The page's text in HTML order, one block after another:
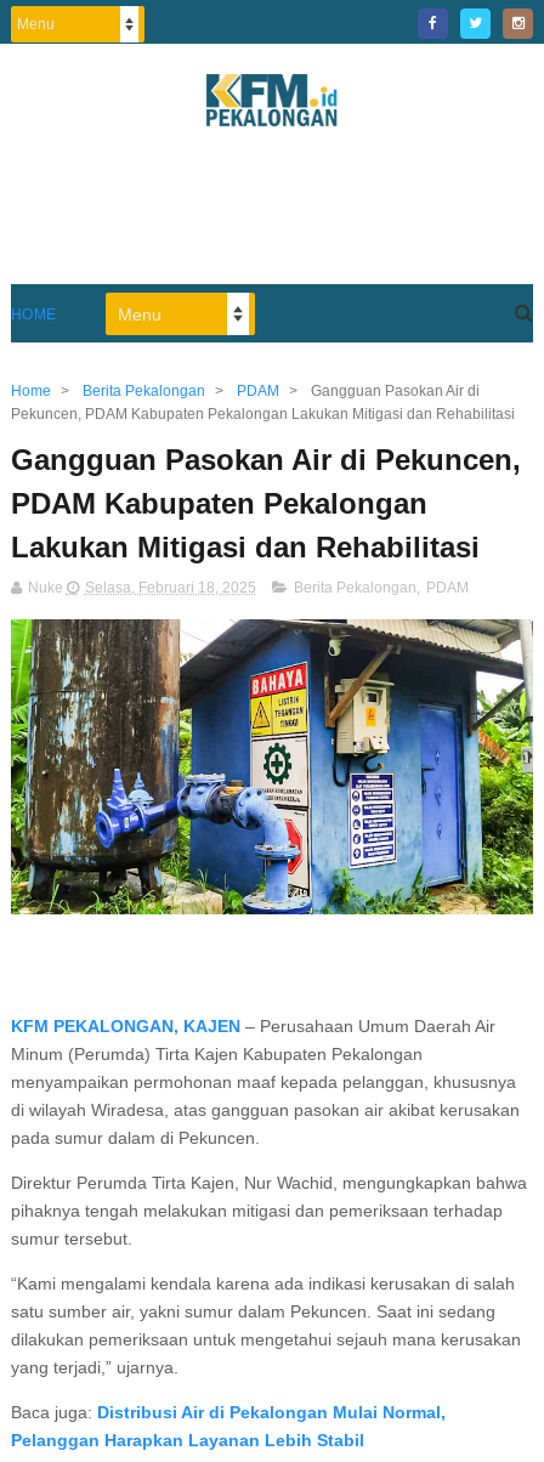
HOME
Home > Berita Pekalongan > PDAM >
Gangguan Pasokan Air di
Pekuncen, PDAM Kabupaten Pekalongan Lakukan Mitigasi dan Rehabilitasi
Gangguan Pasokan Air di Pekuncen,
PDAM Kabupaten Pekalongan
Lakukan Mitigasi dan Rehabilitasi
Nuke Selasa, Februari 18, 2025 Berita Pekalongan, PDAM
KFM PEKALONGAN, KAJEN– Perusahaan Umum Daerah Air
Minum (Perumda) Tirta Kajen Kabupaten Pekalongan
menyampaikan permohonan maaf kepada pelanggan, khususnya
di wilayah Wiradesa, atas gangguan pasokan air akibat kerusakan
pada sumur dalam di Pekuncen.
Direktur Perumda Tirta Kajen, Nur Wachid, mengungkapkan bahwa
pihaknya tengah melakukan mitigasi dan pemeriksaan terhadap
sumur tersebut.
“Kami mengalami kendala karena ada indikasi kerusakan di salah
satu sumber air, yakni sumur dalam Pekuncen. Saat ini sedang
dilakukan pemeriksaan untuk mengetahui sejauh mana kerusakan
yang terjadi,” ujarnya.
Baca juga: Distribusi Air di Pekalongan Mulai Normal,
Pelanggan Harapkan Layanan Lebih Stabil